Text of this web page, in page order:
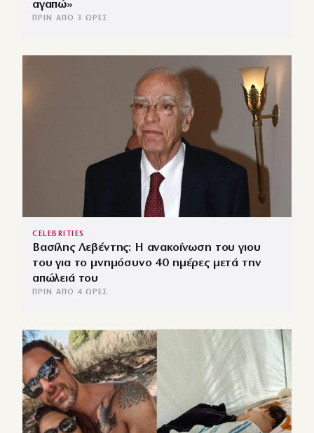
αγαπώ»
ΠΡΙΝ ΑΠΌ 3 ΏΡΕΣ
CELEBRITIES
Βασίλης Λεβέντης: Η ανακοίνωση του γιου
του για το μνημόσυνο 40 ημέρες μετά την
απώλειά του
ΠΡΙΝ ΑΠΌ 4 ΏΡΕΣ